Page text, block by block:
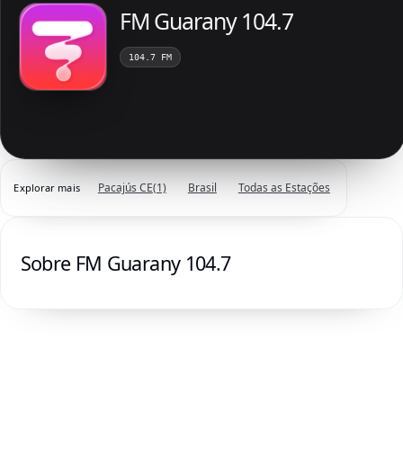
FM Guarany 104.7
104.7 FM
Explorar mais Pacajús CE(1) Brasil Todas as Estações
Sobre FM Guarany 104.7